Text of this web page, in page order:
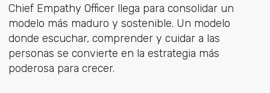
Chief Empathy Officer llega para consolidar un
modelo más maduro y sostenible. Un modelo
donde escuchar, comprender y cuidar a las
personas se convierte en la estrategia más
poderosa para crecer.